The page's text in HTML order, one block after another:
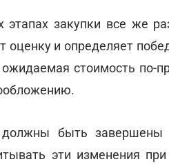
закупки все же
оценку и определяет
стоимость по-
быть завершены
эти изменения при